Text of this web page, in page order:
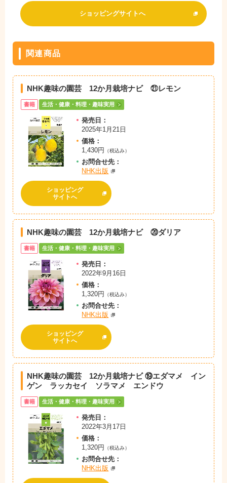
ショッピングサイトへ
関連商品
NHK趣味の園芸 12か月栽培ナビ ㉑レモン
書籍 生活・健康・料理・趣味実用
発売日：
2025年1月21日
価格：
1,430円
（税込み）
お問合せ先：
NHK出版
ショッピング
サイトへ
NHK趣味の園芸 12か月栽培ナビ ⑳ダリア
書籍 生活・健康・料理・趣味実用
発売日：
2022年9月16日
価格：
1,320円
（税込み）
お問合せ先：
NHK出版
ショッピング
サイトへ
NHK趣味の園芸 12か月栽培ナビ ⑲エダマメ イン
ゲン ラッカセイ ソラマメ エンドウ
書籍 生活・健康・料理・趣味実用
発売日：
2022年3月17日
価格：
1,320円
（税込み）
お問合せ先：
NHK出版